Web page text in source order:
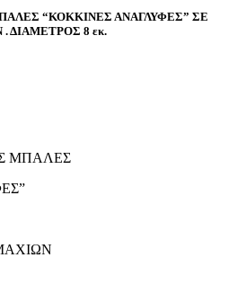
“ΚΟΚΚΙΝΕΣ ΑΝΑΓΛΥΦΕΣ” ΣΕ
ΔΙΑΜΕΤΡΟΣ 8 εκ.
ΜΠΑΛΕΣ